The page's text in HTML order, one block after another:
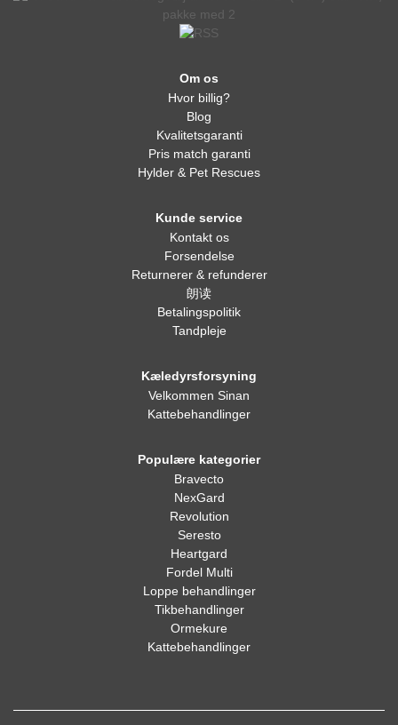
Om os
Hvor billig?
Blog
Kvalitetsgaranti
Pris match garanti
Hylder & Pet Rescues
Kunde service
Kontakt os
Forsendelse
Returnerer & refunderer
朗读
Betalingspolitik
Tandpleje
Kæledyrsforsyning
Velkommen Sinan
Kattebehandlinger
Populære kategorier
Bravecto
NexGard
Revolution
Seresto
Heartgard
Fordel Multi
Loppe behandlinger
Tikbehandlinger
Ormekure
Kattebehandlinger